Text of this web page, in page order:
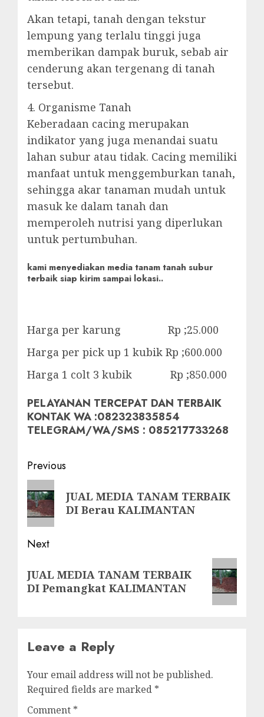
Akan tetapi, tanah dengan tekstur
lempung yang terlalu tinggi juga
memberikan dampak buruk, sebab air
cenderung akan tergenang di tanah
tersebut.
4. Organisme Tanah
Keberadaan cacing merupakan
indikator yang juga menandai suatu
lahan subur atau tidak. Cacing memiliki
manfaat untuk menggemburkan tanah,
sehingga akar tanaman mudah untuk
masuk ke dalam tanah dan
memperoleh nutrisi yang diperlukan
untuk pertumbuhan.
kami menyediakan media tanam tanah subur
terbaik siap kirim sampai lokasi..
Harga per karung Rp ;25.000
Harga per pick up 1 kubik Rp ;600.000
Harga 1 colt 3 kubik Rp ;850.000
PELAYANAN TERCEPAT DAN TERBAIK
KONTAK WA :082323835854
TELEGRAM/WA/SMS : 085217733268
Post
navigation
Previous
Previous
post:
JUAL MEDIA TANAM TERBAIK
DI Berau KALIMANTAN
Next
post:
JUAL MEDIA TANAM TERBAIK
DI Pemangkat KALIMANTAN
Leave a Reply
Your email address will not be published.
Required fields are marked *
Comment *